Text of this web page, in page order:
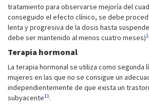
tratamiento para observarse mejoría del
conseguido el efecto clínico, se debe
lenta y progresiva de la dosis hasta
debe ser mantenido al menos cuatro meses)
Terapia hormonal
La terapia hormonal se utiliza como segunda
mujeres en las que no se consigue un
independientemente de que exista un
subyacente11.